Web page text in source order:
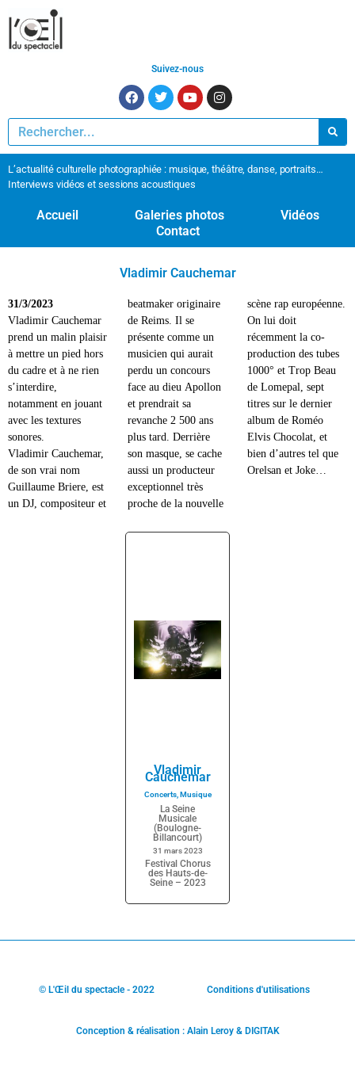
Suivez-nous
L’actualité culturelle photographiée : musique, théâtre, danse, portraits…
Interviews vidéos et sessions acoustiques
Accueil Galeries photos
Vidéos
Contact
Vladimir Cauchemar
31/3/2023
Vladimir Cauchemar
prend un malin plaisir
à mettre un pied hors
du cadre et à ne rien
s’interdire,
notamment en jouant
avec les textures
sonores.
Vladimir Cauchemar,
de son vrai nom
Guillaume Briere, est
un DJ, compositeur et
beatmaker originaire
de Reims. Il se
présente comme un
musicien qui aurait
perdu un concours
face au dieu Apollon
et prendrait sa
revanche 2 500 ans
plus tard. Derrière
son masque, se cache
aussi un producteur
exceptionnel très
proche de la nouvelle
scène rap européenne.
On lui doit
récemment la co-
production des tubes
1000° et Trop Beau
de Lomepal, sept
titres sur le dernier
album de Roméo
Elvis Chocolat, et
bien d’autres tel que
Orelsan et Joke…
Vladimir
Cauchemar
Concerts,Musique
La Seine
Musicale
(Boulogne-
Billancourt)
31 mars 2023
Festival Chorus
des Hauts-de-
Seine – 2023
© L'Œil du spectacle - 2022 Conditions d'utilisations
Conception & réalisation : Alain Leroy & DIGITAK